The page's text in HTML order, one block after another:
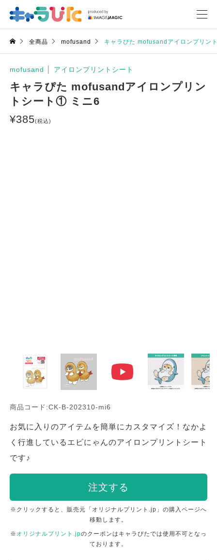
全商品 mofusand キャラぴた mofusandアイロンプリン
mofusand アイロンプリントシート
キャラぴた mofusandアイロンプリン
トシート① ミニ6
¥385(税込)
商品コード:CK-B-202310-mi6
お気に入りのアイテムを簡単にカスタマイズ！なかよ
く行進しているエビにゃんのアイロンプリントシート
です♪
注文する
※クリックすると、販売元「オリジナルプリント.jp」の購入ページへ
移動します。
※ オリジナルプリント.jpのクーポンはキャラぴたでは使用不可となっ
ております。